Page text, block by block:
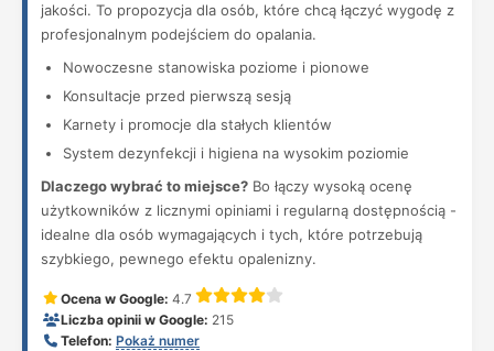
jakości. To propozycja dla osób, które chcą łączyć wygodę z
profesjonalnym podejściem do opalania.
Nowoczesne stanowiska poziome i pionowe
Konsultacje przed pierwszą sesją
Karnety i promocje dla stałych klientów
System dezynfekcji i higiena na wysokim poziomie
Dlaczego wybrać to miejsce? Bo łączy wysoką ocenę
użytkowników z licznymi opiniami i regularną dostępnością -
idealne dla osób wymagających i tych, które potrzebują
szybkiego, pewnego efektu opalenizny.
Ocena w Google: 4.7
Liczba opinii w Google: 215
Telefon: Pokaż numer